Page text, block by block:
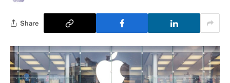
Share